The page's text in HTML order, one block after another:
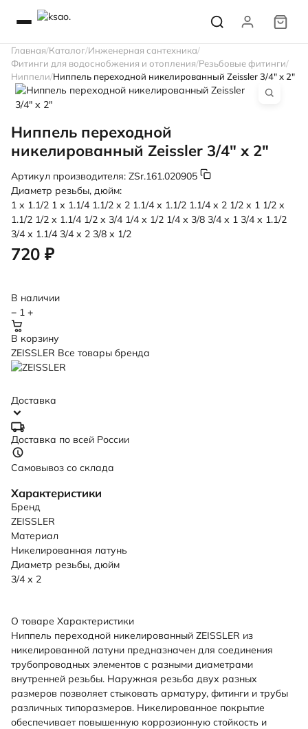
Главная Каталог Инженерная сантехника
Фитинги для водоснобжения и отопления Резьбовые фитинги
Ниппели Ниппель переходной никелированный Zeissler 3/4" х 2"
Ниппель переходной
никелированный Zeissler 3/4" х 2"
Артикул производителя: ZSr.161.020905
Диаметр резьбы, дюйм:
1 х 1.1/2 1 х 1.1/4 1.1/2 х 2 1.1/4 х 1.1/2 1.1/4 х 2 1/2 х 1 1/2 х
1.1/2 1/2 х 1.1/4 1/2 х 3/4 1/4 х 1/2 1/4 х 3/8 3/4 х 1 3/4 х 1.1/2
3/4 х 1.1/4 3/4 х 2 3/8 х 1/2
720 ₽
В наличии
− 1 +
В корзину
ZEISSLER Все товары бренда
Доставка
Доставка по всей России
Самовывоз со склада
Характеристики
Бренд
ZEISSLER
Материал
Никелированная латунь
Диаметр резьбы, дюйм
3/4 х 2
О товаре Характеристики
Ниппель переходной никелированный ZEISSLER из
никелированной латуни предназначен для соединения
трубопроводных элементов с разными диаметрами
внутренней резьбы. Наружная резьба двух разных
размеров позволяет стыковать арматуру, фитинги и трубы
различных типоразмеров. Никелированное покрытие
обеспечивает повышенную коррозионную стойкость и